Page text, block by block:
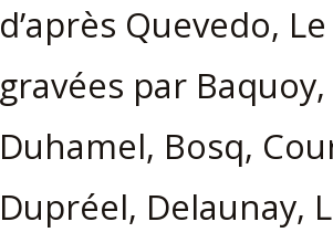
d’après Quevedo,
gravées par
Duhamel, Bosq,
Dupréel, Delaunay,